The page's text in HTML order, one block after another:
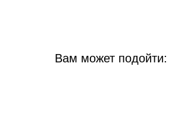
Вам может подойти: